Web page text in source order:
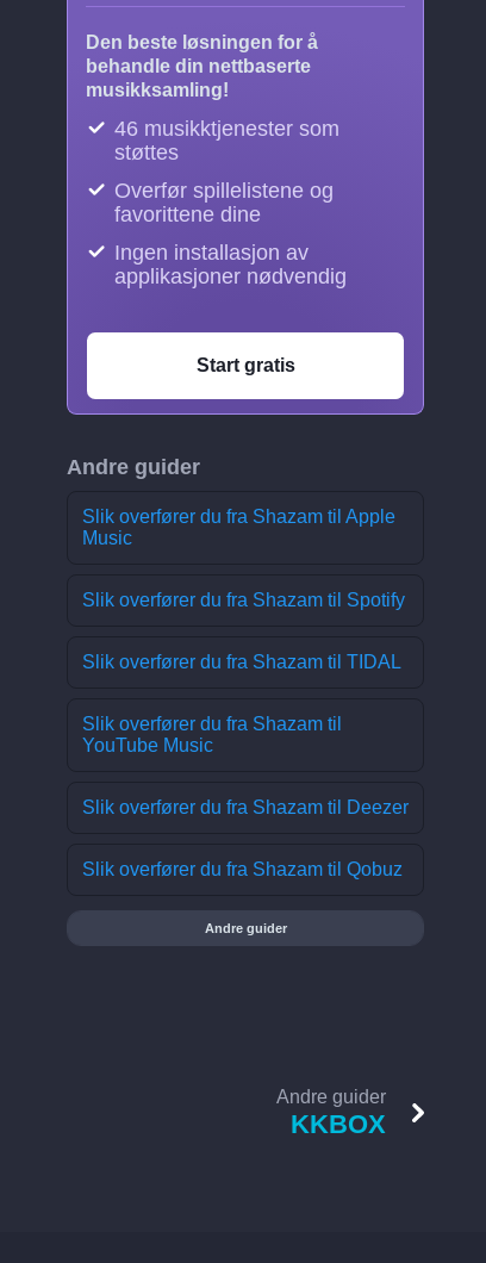
Den beste løsningen for å
behandle din nettbaserte
musikksamling!
46 musikktjenester som
støttes
Overfør spillelistene og
favorittene dine
Ingen installasjon av
applikasjoner nødvendig
Start gratis
Andre guider
Slik overfører du fra Shazam til Apple
Music
Slik overfører du fra Shazam til Spotify
Slik overfører du fra Shazam til TIDAL
Slik overfører du fra Shazam til
YouTube Music
Slik overfører du fra Shazam til Deezer
Slik overfører du fra Shazam til Qobuz
Andre guider
Andre guider
KKBOX